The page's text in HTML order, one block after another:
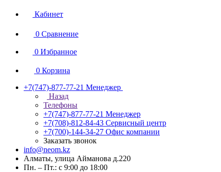
Кабинет
0 Сравнение
0 Избранное
0 Корзина
+7(747)-877-77-21 Менеджер
Назад
Телефоны
+7(747)-877-77-21 Менеджер
+7(708)-812-84-43 Сервисный центр
+7(700)-144-34-27 Офис компании
Заказать звонок
info@neom.kz
Алматы, улица Айманова д.220
Пн. – Пт.: с 9:00 до 18:00